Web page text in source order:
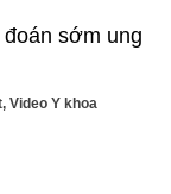
sớm ung
, Video Y khoa